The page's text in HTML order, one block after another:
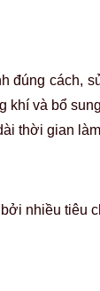
đúng cách,
khí và bổ
thời gian
nhiều tiêu